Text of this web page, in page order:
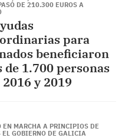
DE 210.300 EUROS A
para
beneficiaron
de 1.700 personas
y 2019
EN MARCHA A PRINCIPIOS DE
EL GOBIERNO DE GALICIA